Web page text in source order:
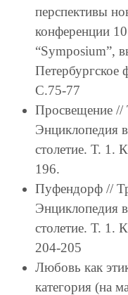
перспективы
конференции
“Symposium”,
Петербургское
С.75-77
Просвещение //
Энциклопедия
столетие. Т. 1.
196.
Пуфендорф //
Энциклопедия
столетие. Т. 1.
204-205
Любовь как
категория (на